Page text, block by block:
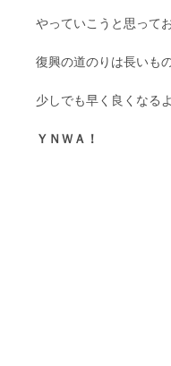
やっていこうと思って
復興の道のりは長いも
少しでも早く良くなる
ＹＮＷＡ！